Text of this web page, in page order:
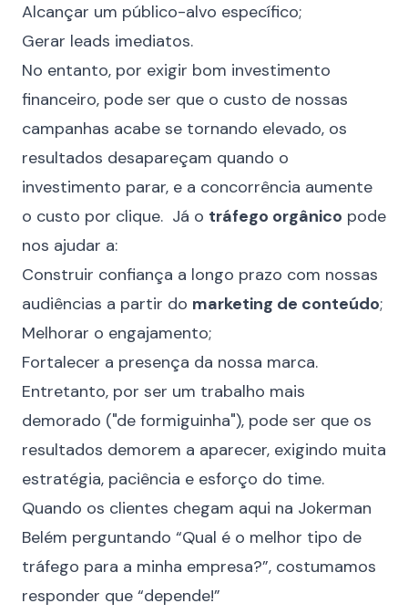
Alcançar um público-alvo específico;
Gerar leads imediatos.
No entanto, por exigir bom investimento
financeiro, pode ser que o custo de nossas
campanhas acabe se tornando elevado, os
resultados desapareçam quando o
investimento parar, e a concorrência aumente
o custo por clique. Já o tráfego orgânico pode
nos ajudar a:
Construir confiança a longo prazo com nossas
audiências a partir do marketing de conteúdo;
Melhorar o engajamento;
Fortalecer a presença da nossa marca.
Entretanto, por ser um trabalho mais
demorado ("de formiguinha"), pode ser que os
resultados demorem a aparecer, exigindo muita
estratégia, paciência e esforço do time.
Quando os clientes chegam aqui na Jokerman
Belém perguntando “Qual é o melhor tipo de
tráfego para a minha empresa?”, costumamos
responder que “depende!”